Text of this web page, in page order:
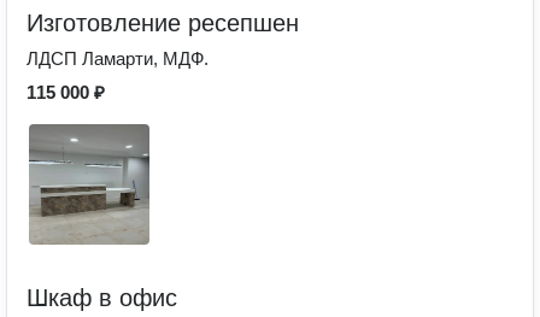
Изготовление ресепшен
ЛДСП Ламарти, МДФ.
115 000 ₽
Шкаф в офис